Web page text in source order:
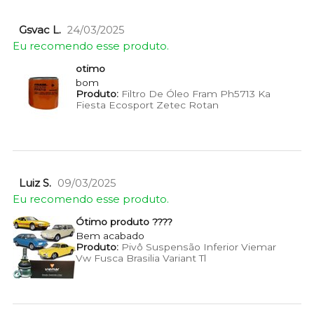
Gsvac L. 24/03/2025
Eu recomendo esse produto.
otimo
bom
Produto:Filtro De Óleo Fram Ph5713 Ka
Fiesta Ecosport Zetec Rotan
Luiz S. 09/03/2025
Eu recomendo esse produto.
Ótimo produto ????
Bem acabado
Produto:Pivô Suspensão Inferior Viemar
Vw Fusca Brasilia Variant Tl